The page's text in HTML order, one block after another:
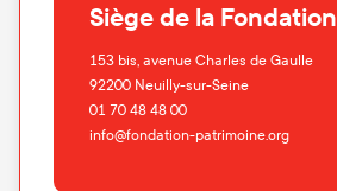
Siège de la Fondation
153 bis, avenue Charles de Gaulle
92200 Neuilly-sur-Seine
01 70 48 48 00
info@fondation-patrimoine.org